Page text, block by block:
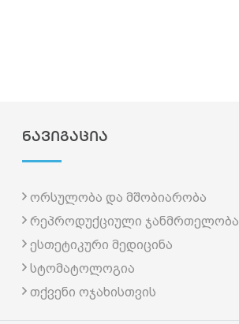
ნავიგაცია
ორსულობა და მშობიარობა
რეპროდუქციული ჯანმრთელობა
ესთეტიკური მედიცინა
სტომატოლოგია
თქვენი ოჯახისთვის